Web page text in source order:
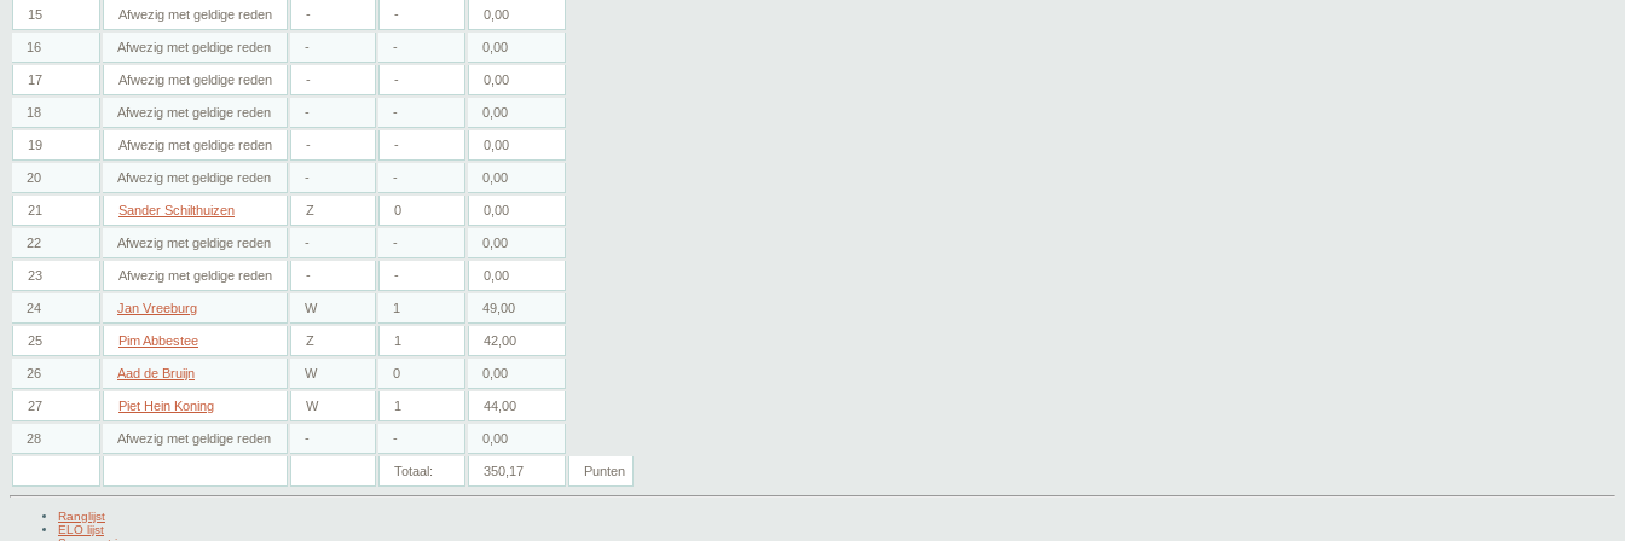
15 Afwezig met geldige reden - - 0,00
16 Afwezig met geldige reden - - 0,00
17 Afwezig met geldige reden - - 0,00
18 Afwezig met geldige reden - - 0,00
19 Afwezig met geldige reden - - 0,00
20 Afwezig met geldige reden - - 0,00
21 Sander Schilthuizen Z 0 0,00
22 Afwezig met geldige reden - - 0,00
23 Afwezig met geldige reden - - 0,00
24 Jan Vreeburg W 1 49,00
25 Pim Abbestee Z 1 42,00
26 Aad de Bruijn W 0 0,00
27 Piet Hein Koning W 1 44,00
28 Afwezig met geldige reden - - 0,00
Totaal: 350,17 Punten
Ranglijst
ELO lijst